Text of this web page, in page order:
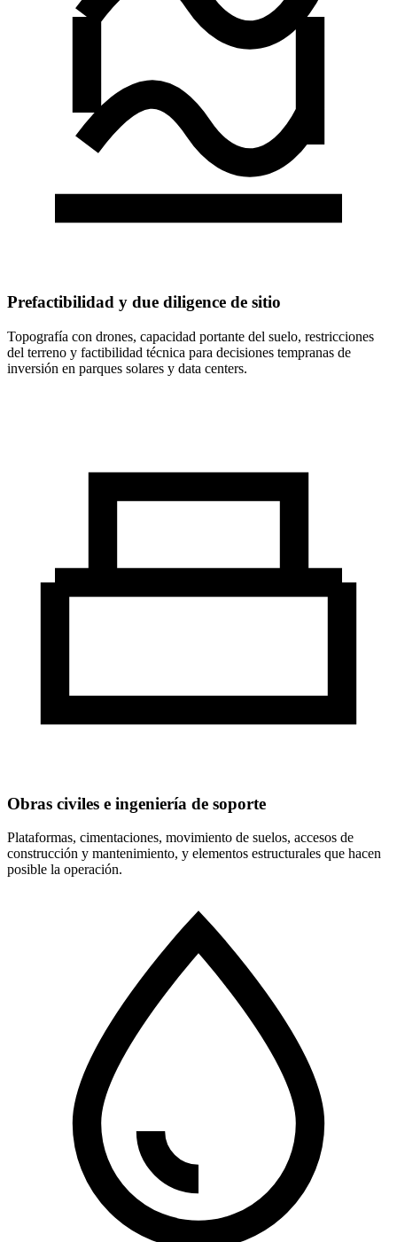
Prefactibilidad y due diligence de sitio
Topografía con drones, capacidad portante del suelo, restricciones
del terreno y factibilidad técnica para decisiones tempranas de
inversión en parques solares y data centers.
Obras civiles e ingeniería de soporte
Plataformas, cimentaciones, movimiento de suelos, accesos de
construcción y mantenimiento, y elementos estructurales que hacen
posible la operación.